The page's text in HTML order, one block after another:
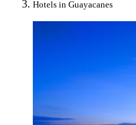
Hotels in Guayacanes